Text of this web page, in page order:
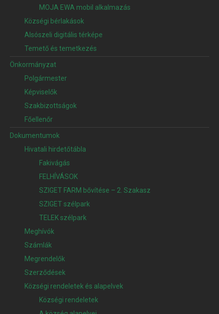
MOJA EWA mobil alkalmazás
Községi bérlakások
Alsószeli digitális térképe
Temető és temetkezés
Önkormányzat
Polgármester
Képviselők
Szakbizottságok
Főellenőr
Dokumentumok
Hivatali hirdetőtábla
Fakivágás
FELHÍVÁSOK
SZIGET FARM bővítése – 2. Szakasz
SZIGET szélpark
TELEK szélpark
Meghívók
Számlák
Megrendelők
Szerződések
Községi rendeletek és alapelvek
Községi rendeletek